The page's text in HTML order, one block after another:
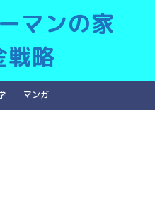
マンの家
戦略
マンガ